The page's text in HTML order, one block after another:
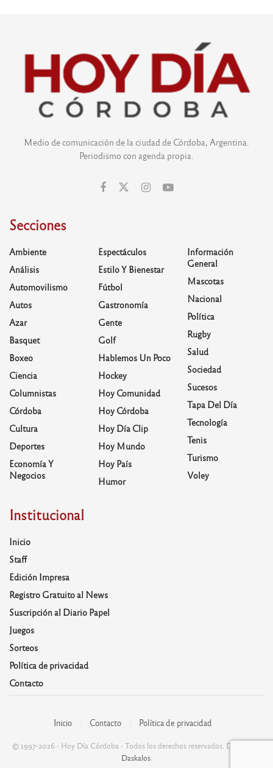
Medio de comunicación de la ciudad de Córdoba, Argentina.
Periodismo con agenda propia.
Secciones
Ambiente
Análisis
Automovilismo
Autos
Azar
Basquet
Boxeo
Ciencia
Columnistas
Córdoba
Cultura
Deportes
Economía Y
Negocios
Espectáculos
Estilo Y Bienestar
Fútbol
Gastronomía
Gente
Golf
Hablemos Un Poco
Hockey
Hoy Comunidad
Hoy Córdoba
Hoy Día Clip
Hoy Mundo
Hoy País
Humor
Información
General
Mascotas
Nacional
Política
Rugby
Salud
Sociedad
Sucesos
Tapa Del Día
Tecnología
Tenis
Turismo
Voley
Institucional
Inicio
Staff
Edición Impresa
Registro Gratuito al News
Suscripción al Diario Papel
Juegos
Sorteos
Política de privacidad
Contacto
Inicio Contacto Política de privacidad
© 1997-2026 - Hoy Día Córdoba - Todos los derechos reservados. Desarrolla:
Daskalos.